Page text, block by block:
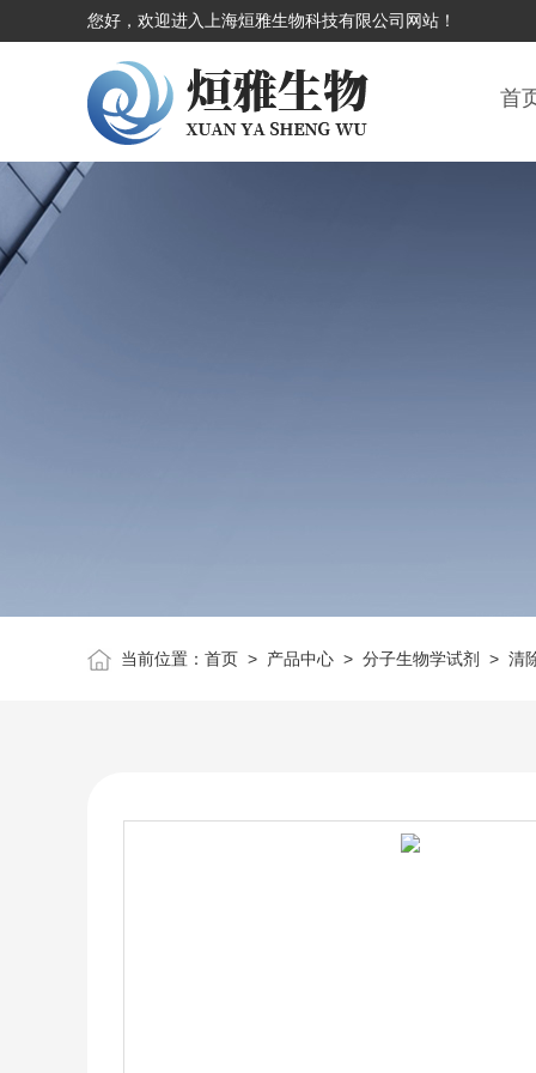
您好，欢迎进入上海烜雅生物科技有限公司网站！
首
当前位置： 首页> 产品中心> 分子生物学试剂 > 清